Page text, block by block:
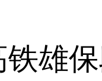
保